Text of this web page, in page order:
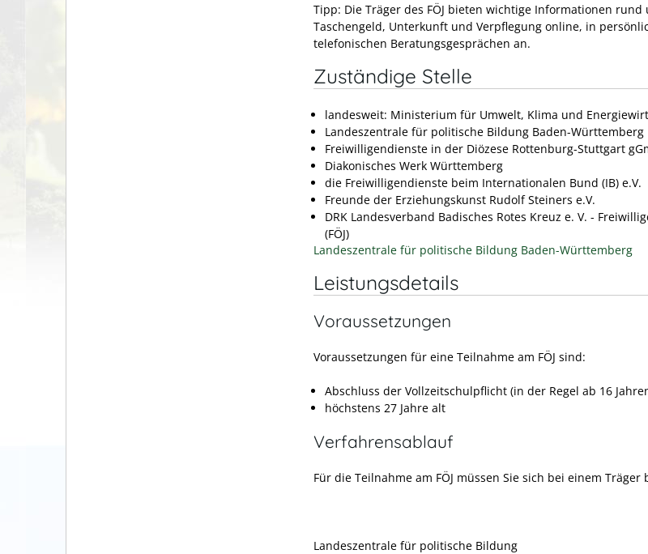
Tipp: Die Träger des FÖJ bieten wichtige Informationen rund
Taschengeld, Unterkunft und Verpflegung online, in
telefonischen Beratungsgesprächen an.
Zuständige Stelle
landesweit: Ministerium für Umwelt, Klima und
Landeszentrale für politische Bildung Baden-Württemberg
Freiwilligendienste in der Diözese Rottenburg-Stuttgart
Diakonisches Werk Württemberg
die Freiwilligendienste beim Internationalen Bund (IB) e.V.
Freunde der Erziehungskunst Rudolf Steiners e.V.
DRK Landesverband Badisches Rotes Kreuz e. V. -
(FÖJ)
Landeszentrale für politische Bildung Baden-Württemberg
Leistungsdetails
Voraussetzungen
Voraussetzungen für eine Teilnahme am FÖJ sind:
Abschluss der Vollzeitschulpflicht (in der Regel ab 16
höchstens 27 Jahre alt
Verfahrensablauf
Für die Teilnahme am FÖJ müssen Sie sich bei einem Träger
Landeszentrale für politische Bildung